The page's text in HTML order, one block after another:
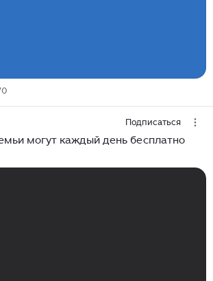
Подписаться
могут каждый день бесплатно